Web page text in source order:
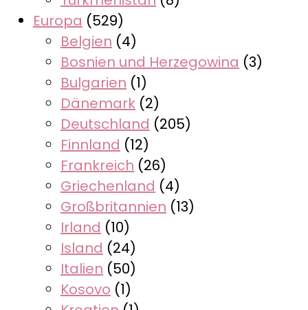
Europa (529)
Belgien (4)
Bosnien und Herzegowina (3)
Bulgarien (1)
Dänemark (2)
Deutschland (205)
Finnland (12)
Frankreich (26)
Griechenland (4)
Großbritannien (13)
Irland (10)
Island (24)
Italien (50)
Kosovo (1)